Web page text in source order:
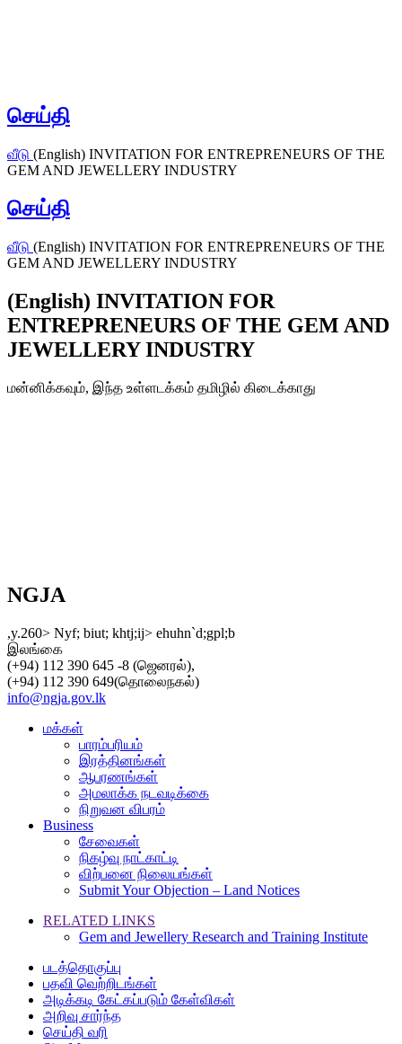
செய்தி
வீடு (English) INVITATION FOR ENTREPRENEURS OF THE
GEM AND JEWELLERY INDUSTRY
செய்தி
வீடு (English) INVITATION FOR ENTREPRENEURS OF THE
GEM AND JEWELLERY INDUSTRY
(English) INVITATION FOR
ENTREPRENEURS OF THE GEM AND
JEWELLERY INDUSTRY
மன்னிக்கவும், இந்த உள்ளடக்கம் தமிழில் கிடைக்காது
NGJA
,y.260> Nyf; biut; khtj;ij> ehuhn`d;gpl;b
இலங்கை
(+94) 112 390 645 -8 (ஜெனரல்),
(+94) 112 390 649(தொலைநகல்)
info@ngja.gov.lk
மக்கள்
பாரம்பரியம்
இரத்தினங்கள்
ஆபரணங்கள்
அமலாக்க நடவடிக்கை
நிறுவன விபரம்
Business
சேவைகள்
நிகழ்வு நாட்காட்டி
விற்பனை நிலையங்கள்
Submit Your Objection – Land Notices
RELATED LINKS
Gem and Jewellery Research and Training Institute
படத்தொகுப்பு
பதவி வெற்றிடங்கள்
அடிக்கடி கேட்கப்படும் கேள்விகள்
அறிவு சார்ந்த
செய்தி வரி